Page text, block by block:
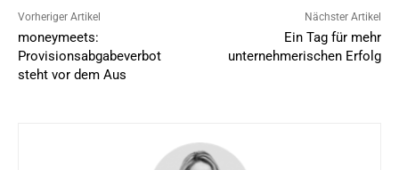
Vorheriger Artikel
moneymeets:
Provisionsabgabeverbot
steht vor dem Aus
Nächster Artikel
Ein Tag für mehr
unternehmerischen Erfolg